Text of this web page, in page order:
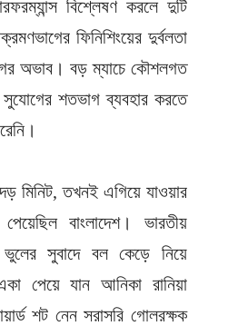
বিশ্লেষণ করলে দুটি
ফিনিশিংয়ের দুর্বলতা
অভাব। বড় ম্যাচে কৌশলগত
সুযোগের শতভাগ ব্যবহার করতে
মিনিট, তখনই এগিয়ে যাওয়ার
বাংলাদেশ। ভারতীয়
ভুলের সুবাদে বল কেড়ে নিয়ে
পেয়ে যান আনিকা রানিয়া
শট নেন সরাসরি গোলরক্ষক